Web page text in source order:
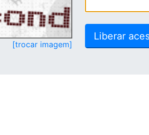
[trocar imagem]